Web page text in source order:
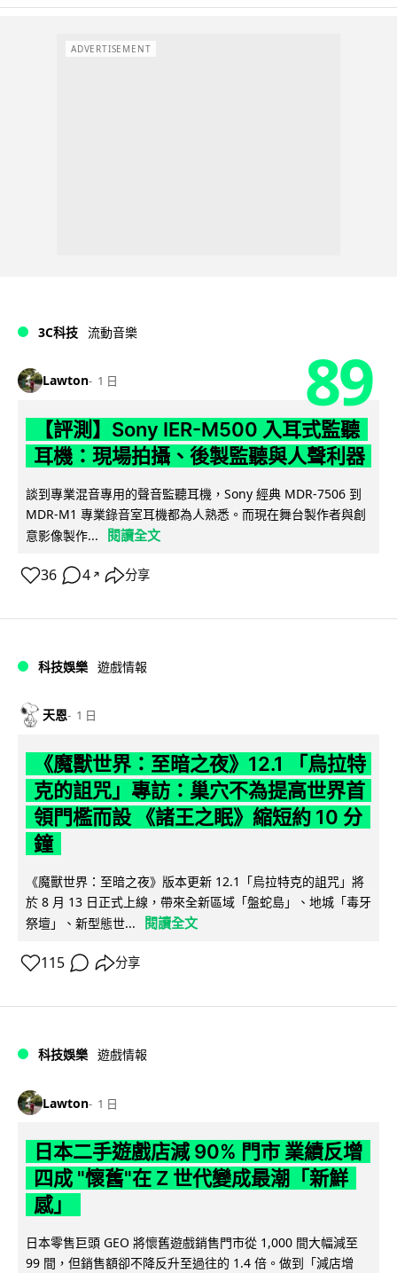
ADVERTISEMENT
3C科技 流動音樂
Lawton 1 日 89
【評測】Sony IER-M500 入耳式監聽
耳機：現場拍攝、後製監聽與人聲利器
談到專業混音專用的聲音監聽耳機，Sony 經典 MDR-7506 到
MDR-M1 專業錄音室耳機都為人熟悉。而現在舞台製作者與創
意影像製作...
閱讀全文
36 4 ↗ 分享
科技娛樂 遊戲情報
天恩 1 日
《魔獸世界：至暗之夜》12.1 「烏拉特
克的詛咒」專訪：巢穴不為提高世界首
領門檻而設 《諸王之眠》縮短約 10 分
鐘
《魔獸世界：至暗之夜》版本更新 12.1「烏拉特克的詛咒」將
於 8 月 13 日正式上線，帶來全新區域「盤蛇島」、地城「毒牙
祭壇」、新型態世...
閱讀全文
115 分享
科技娛樂 遊戲情報
Lawton 1 日
日本二手遊戲店減 90% 門市 業績反增
四成 "懷舊"在 Z 世代變成最潮「新鮮
感」
日本零售巨頭 GEO 將懷舊遊戲銷售門市從 1,000 間大幅減至
99 間，但銷售額卻不降反升至過往的 1.4 倍。做到「減店增